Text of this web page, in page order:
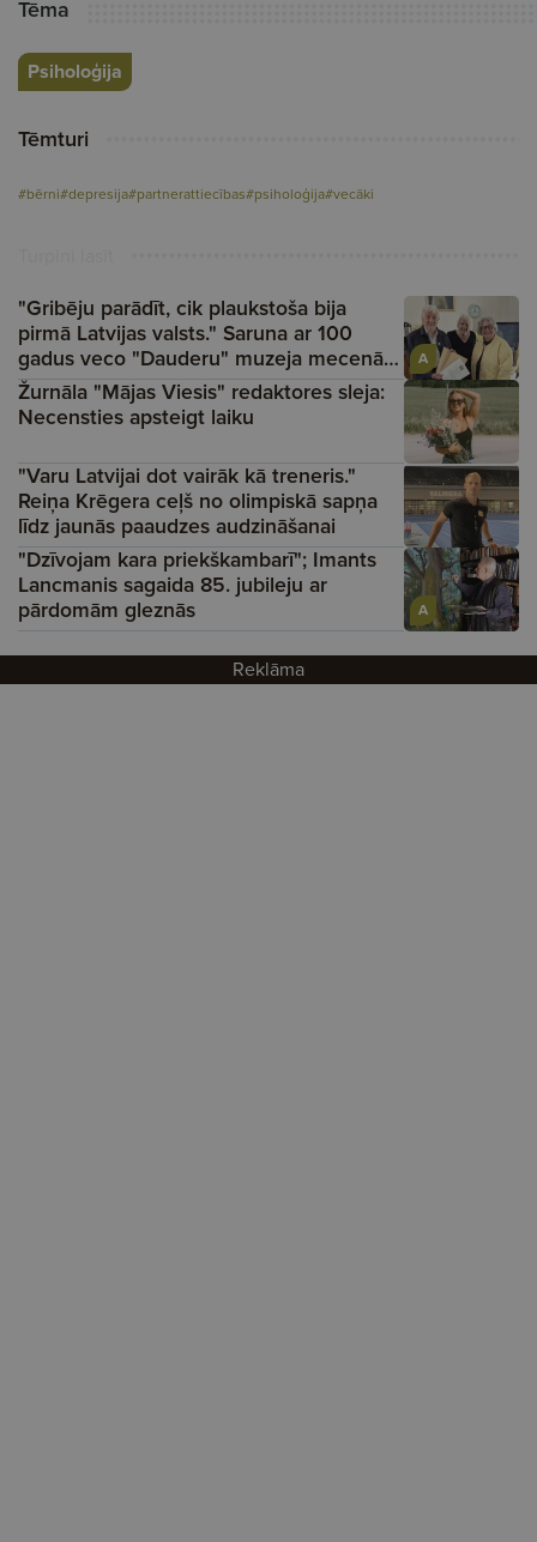
Tēma
Psiholoģija
Tēmturi
#bērni#depresija#partnerattiecības#psiholoģija#vecāki
A
"Gribēju parādīt, cik plaukstoša bija
pirmā Latvijas valsts." Saruna ar 100
gadus veco "Dauderu" muzeja mecenātu
Gai­di Graudiņu
Žurnāla "Mājas Viesis" redaktores sleja:
Necensties apsteigt laiku
"Varu Latvijai dot vairāk kā treneris."
Reiņa Krēgera ceļš no olimpiskā sapņa
līdz jaunās paaudzes audzināšanai
A
"Dzīvojam kara priekškambarī"; Imants
Lancmanis sagaida 85. jubileju ar
pārdomām gleznās
Reklāma